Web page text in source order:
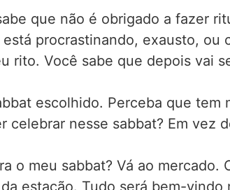
que não é obrigado a fazer
procrastinando, exausto, ou
rito. Você sabe que depois vai
escolhido. Perceba que tem
celebrar nesse sabbat? Em vez
o meu sabbat? Vá ao mercado.
estação. Tudo será bem-vindo